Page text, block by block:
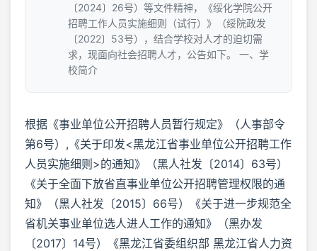
〔2024〕26号）等文件精神，《绥化学院公开
招聘工作人员实施细则（试行）》（绥院政发
〔2022〕53号），结合学校对人才的迫切需
求，现面向社会招聘人才，公告如下。 一、学
校简介
根据《事业单位公开招聘人员暂行规定》（人事部令
第6号）,《关于印发<黑龙江省事业单位公开招聘工作
人员实施细则>的通知》（黑人社发〔2014〕63号）
《关于全面下放省直事业单位公开招聘管理权限的通
知》（黑人社发〔2015〕66号）《关于进一步规范全
省机关事业单位选人进人工作的通知》（黑办发
〔2017〕14号）《黑龙江省委组织部 黑龙江省人力资